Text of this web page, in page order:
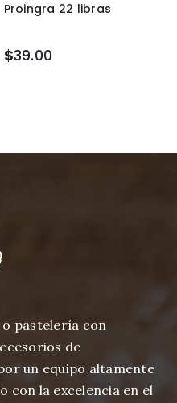
Proingra 22 libras
$39.00
o pastelería con
de
un equipo altamente
con la excelencia en el